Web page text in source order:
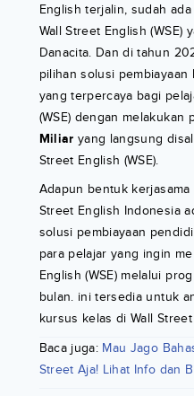
English terjalin, sudah
Wall Street English (WSE)
Danacita. Dan di tahun
pilihan solusi
yang terpercaya bagi
(WSE) dengan melakukan
Miliar yang langsung
Street English (WSE).
Adapun bentuk kerjasama
Street English Indonesia
solusi pembiayaan
para pelajar yang ingin
English (WSE) melalui
bulan. ini tersedia untuk
kursus kelas di Wall Street
Baca juga: Mau Jago
Street Aja! Lihat Info dan